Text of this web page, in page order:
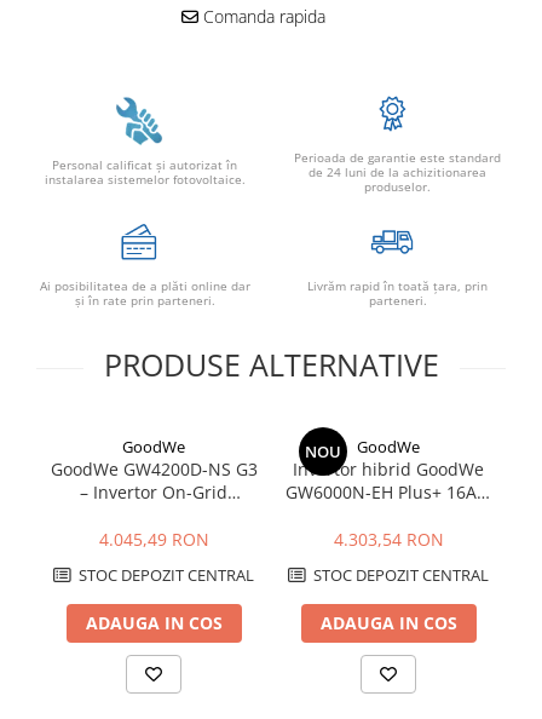
Comanda rapida
Personal calificat şi autorizat în
instalarea sistemelor fotovoltaice.
Perioada de garantie este standard
de 24 luni de la achizitionarea
produselor.
Ai posibilitatea de a plăti online dar
şi în rate prin parteneri.
Livrăm rapid în toată țara, prin
parteneri.
PRODUSE ALTERNATIVE
GoodWe
GoodWe GW4200D-NS G3
– Invertor On-Grid
Eficiență 97.8%
4.045,49 RON
STOC DEPOZIT CENTRAL
ADAUGA IN COS
NOU GoodWe
Invertor hibrid GoodWe
GW6000N-EH Plus+ 16A 6
IP65
4.303,54 RON
STOC DEPOZIT CENTRAL
ADAUGA IN COS